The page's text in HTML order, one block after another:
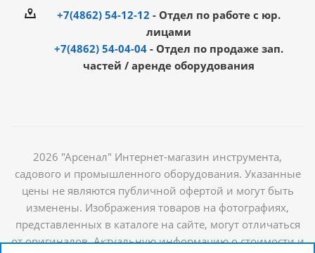
+7(4862) 54-12-12 - Отдел по работе с юр.
лицами
+7(4862) 54-04-04 - Отдел по продаже зап.
частей / аренде оборудования
2026 "Арсенал" Интернет-магазин инструмента,
садового и промышленного оборудования. Указанные
цены не являются публичной офертой и могут быть
изменены. Изображения товаров на фотографиях,
представленных в каталоге на сайте, могут отличаться
от оригиналов. Актуальную информацию о стоимости и